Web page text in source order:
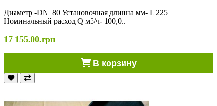
Диаметр -DN 80 Установочная длинна мм- L 225
Номинальный расход Q м3/ч- 100,0..
17 155.00.грн
В корзину